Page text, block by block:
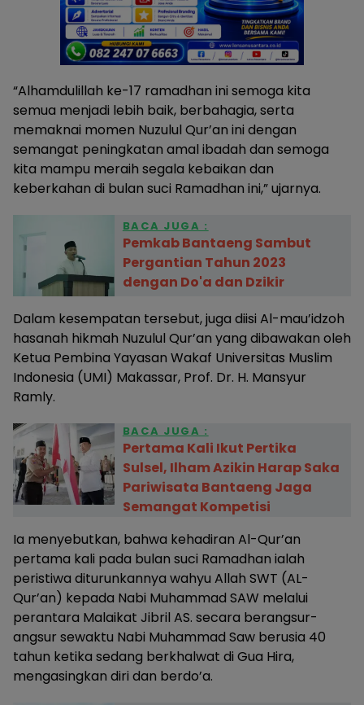
“Alhamdulillah ke-17 ramadhan ini semoga kita
semua menjadi lebih baik, berbahagia, serta
memaknai momen Nuzulul Qur’an ini dengan
semangat peningkatan amal ibadah dan semoga
kita mampu meraih segala kebaikan dan
keberkahan di bulan suci Ramadhan ini,” ujarnya.
BACA JUGA :
Pemkab Bantaeng Sambut
Pergantian Tahun 2023
dengan Do'a dan Dzikir
Dalam kesempatan tersebut, juga diisi Al-mau’idzoh
hasanah hikmah Nuzulul Qur’an yang dibawakan oleh
Ketua Pembina Yayasan Wakaf Universitas Muslim
Indonesia (UMI) Makassar, Prof. Dr. H. Mansyur
Ramly.
BACA JUGA :
Pertama Kali Ikut Pertika
Sulsel, Ilham Azikin Harap Saka
Pariwisata Bantaeng Jaga
Semangat Kompetisi
Ia menyebutkan, bahwa kehadiran Al-Qur’an
pertama kali pada bulan suci Ramadhan ialah
peristiwa diturunkannya wahyu Allah SWT (AL-
Qur’an) kepada Nabi Muhammad SAW melalui
perantara Malaikat Jibril AS. secara berangsur-
angsur sewaktu Nabi Muhammad Saw berusia 40
tahun ketika sedang berkhalwat di Gua Hira,
mengasingkan diri dan berdo’a.